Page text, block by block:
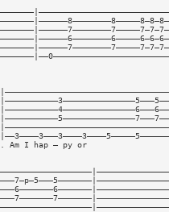
Am I hap — py or